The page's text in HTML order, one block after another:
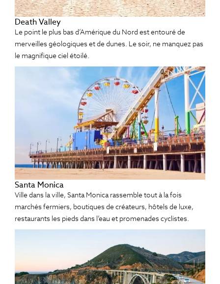
Death Valley
Le point le plus bas d’Amérique du Nord est entouré de
merveilles géologiques et de dunes. Le soir, ne manquez pas
le magnifique ciel étoilé.
Santa Monica
Ville dans la ville, Santa Monica rassemble tout à la fois
marchés fermiers, boutiques de créateurs, hôtels de luxe,
restaurants les pieds dans l’eau et promenades cyclistes.